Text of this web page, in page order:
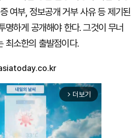
여부, 정보공개 거부 사유 등 제기된
명하게 공개해야 한다. 그것이 무너
최소한의 출발점이다.
arrow_forward_ios 더보기